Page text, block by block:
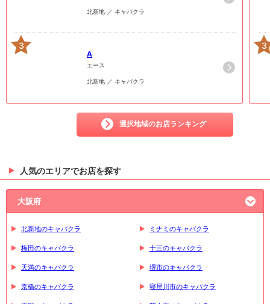
北新地 ／ キャバクラ
3
A
エース
北新地 ／ キャバクラ
選択地域のお店ランキング
3
人気のエリアでお店を探す
大阪府
北新地のキャバクラ ミナミのキャバクラ
梅田のキャバクラ 十三のキャバクラ
天満のキャバクラ 堺市のキャバクラ
京橋のキャバクラ 寝屋川市のキャバクラ